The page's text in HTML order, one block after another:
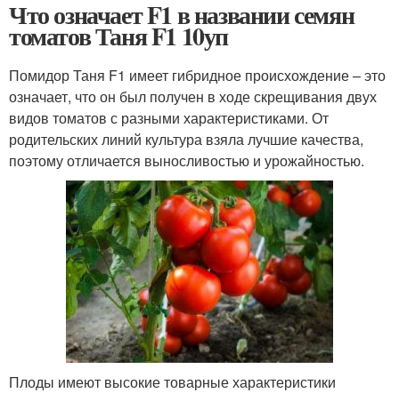
Что означает F1 в названии семян
томатов Таня F1 10уп
Помидор Таня F1 имеет гибридное происхождение – это
означает, что он был получен в ходе скрещивания двух
видов томатов с разными характеристиками. От
родительских линий культура взяла лучшие качества,
поэтому отличается выносливостью и урожайностью.
Плоды имеют высокие товарные характеристики